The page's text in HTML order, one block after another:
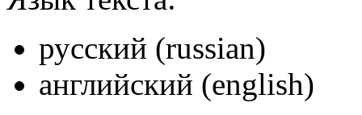
русский (russian)
английский (english)